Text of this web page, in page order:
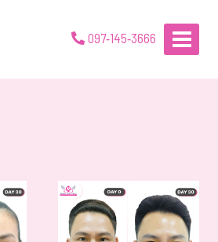
097-145-3666